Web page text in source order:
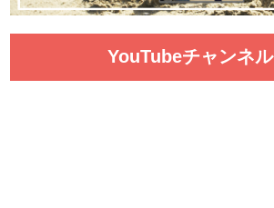
YouTubeチャンネル